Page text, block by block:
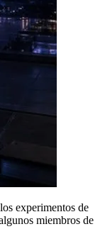
experimentos de
miembros de